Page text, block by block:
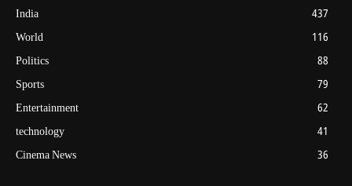
India
437
World
116
Politics
88
Sports
79
Entertainment
62
technology
41
Cinema News
36